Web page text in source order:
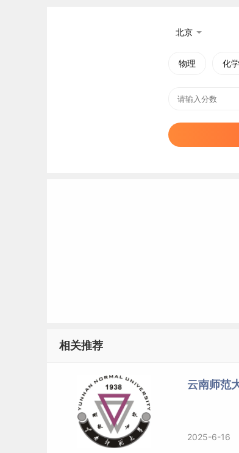
北京
物理 化学
相关推荐
云南师范
2025-6-16